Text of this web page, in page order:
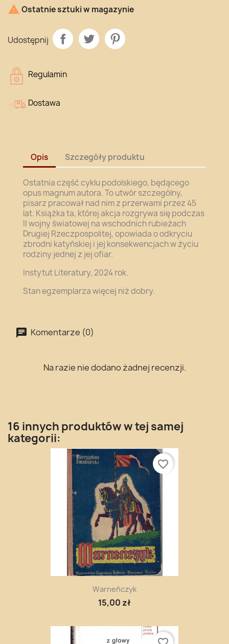
 Ostatnie sztuki w magazynie
Udostępnij
Regulamin
Dostawa
Opis Szczegóły produktu
Ostatnia część cyklu podolskiego, będącego
opus magnum autora. To utwór szczególny,
pisarz pracował nad nim z przerwami przez 45
lat. Książka ta, której akcja rozgrywa się podczas
II wojny światowej na wschodnich rubieżach
Drugiej Rzeczpospolitej, opowiada o odkryciu
zbrodni katyńskiej i jej konsekwencjach w życiu
rodziny jednej z jej ofiar.
Instytut Literatury, 2024 rok.
Stan egzemplarza więcej niż dobry.
Komentarze (0)
Na razie nie dodano żadnej recenzji.
16 innych produktów w tej samej
kategorii:
Warneńczyk
15,00 zł
favorite_border